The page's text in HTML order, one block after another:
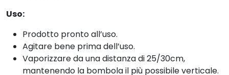
Uso:
Prodotto pronto all’uso.
Agitare bene prima dell’uso.
Vaporizzare da una distanza di 25/30cm,
mantenendo la bombola il più possibile verticale.